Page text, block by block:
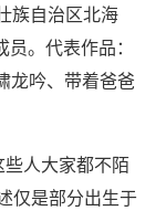
自治区北海
。代表作品：
龙吟、带着爸爸
人大家都不陌
仅是部分出生于